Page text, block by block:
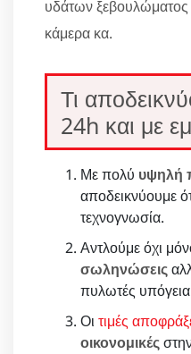
υδάτων ξεβουλώματος
κάμερα κα.
Τι
24h και με
Με πολύ υψηλή
αποδεικνύουμε
τεχνογνωσία.
Αντλούμε όχι
σωληνώσεις
πυλωτές
Οι τιμές
οικονομικές